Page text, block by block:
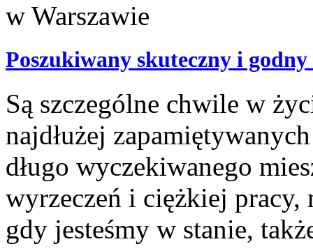
Poszukiwany skuteczny i
Są szczególne chwile w
najdłużej
długo wyczekiwanego
wyrzeczeń i ciężkiej pracy,
gdy jesteśmy w stanie,